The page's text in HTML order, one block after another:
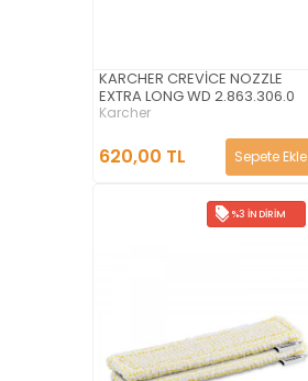
KARCHER CREVİCE NOZZLE
EXTRA LONG WD 2.863.306.0
Karcher
620,00 TL Sepete Ekle
%3 İNDIRIM